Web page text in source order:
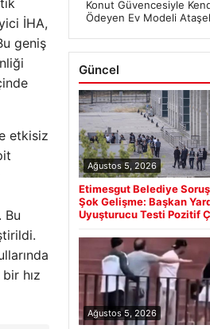
İHA,
geniş
etkisiz
Bu
hız
Konut Güvencesiyle
Ödeyen Ev Modeli
Güncel
Ağustos 5, 2026
Etimesgut Belediye
Şok Gelişme: Başkan
Uyuşturucu Testi Pozitif
Ağustos 5, 2026